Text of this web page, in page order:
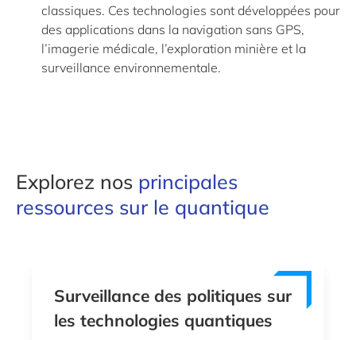
classiques. Ces technologies sont développées pour
des applications dans la navigation sans GPS,
l’imagerie médicale, l’exploration minière et la
surveillance environnementale.
Explorez nos principales
ressources sur le quantique
Surveillance des politiques sur
les technologies quantiques